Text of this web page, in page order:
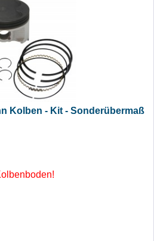
Kolben - Kit - Sonderübermaß